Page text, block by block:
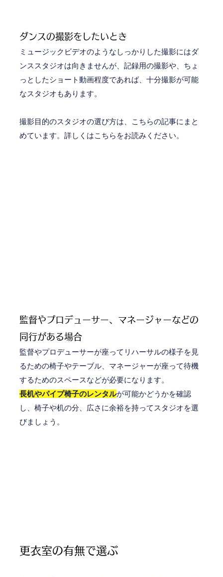
ダンスの撮影をしたいとき
ミュージックビデオのようなしっかりした撮影にはダ
ンススタジオは向きませんが、記録用の撮影や、ちょ
っとしたショート動画程度であれば、十分撮影が可能
なスタジオもあります。
撮影目的のスタジオの選び方は、こちらの記事にまと
めています。詳しくはこちらをお読みください。
監督やプロデューサー、マネージャーなどの
同行がある場合
監督やプロデューサーが座ってリハーサルの様子を見
るための椅子やテーブル、マネージャーが座って待機
するためのスペースなどが必要になります。
長机やパイプ椅子のレンタルが可能かどうかを確認
し、椅子や机の分、広さに余裕を持ってスタジオを選
びましょう。
更衣室の有無で選ぶ